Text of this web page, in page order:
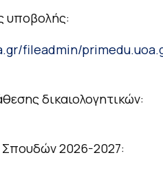
υποβολής:
fileadmin/
δικαιολογητικών:
2026-2027: